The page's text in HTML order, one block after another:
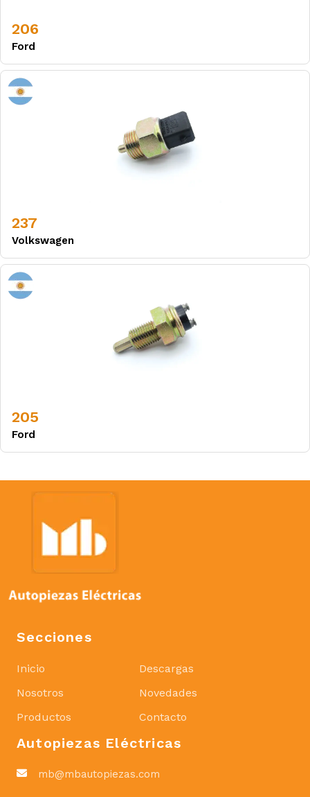
206
Ford
237
Volkswagen
205
Ford
Secciones
Inicio
Nosotros
Productos
Descargas
Novedades
Contacto
Autopiezas Eléctricas
mb@mbautopiezas.com